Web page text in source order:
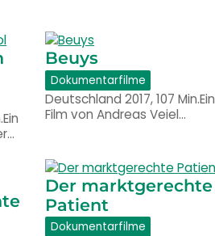
Beuys
Dokumentarfilme
Deutschland 2017, 107 Min.Ein
Film von Andreas Veiel…
Der marktgerechte
Patient
Dokumentarfilme